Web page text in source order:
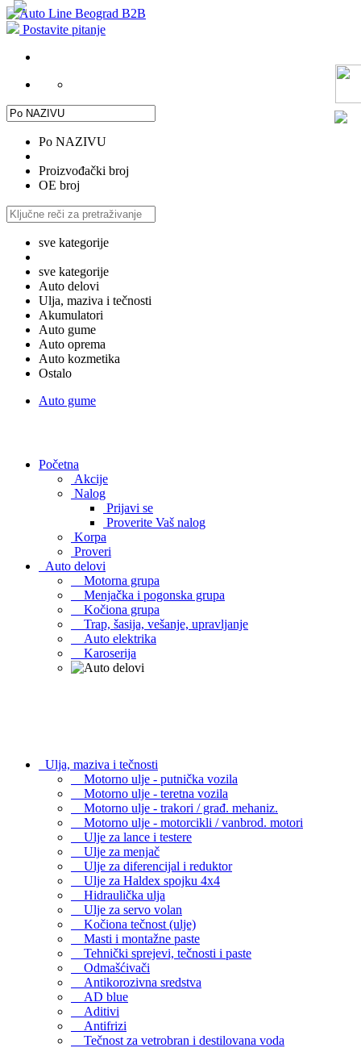
Postavite pitanje
Po NAZIVU
Proizvođački broj
OE broj
sve kategorije
sve kategorije
Auto delovi
Ulja, maziva i tečnosti
Akumulatori
Auto gume
Auto oprema
Auto kozmetika
Ostalo
Auto gume
Početna
Akcije
Nalog
Prijavi se
Proverite Vaš nalog
Korpa
Proveri
Auto delovi
Motorna grupa
Menjačka i pogonska grupa
Kočiona grupa
Trap, šasija, vešanje, upravljanje
Auto elektrika
Karoserija
Ulja, maziva i tečnosti
Motorno ulje - putnička vozila
Motorno ulje - teretna vozila
Motorno ulje - trakori / građ. mehaniz.
Motorno ulje - motorcikli / vanbrod. motori
Ulje za lance i testere
Ulje za menjač
Ulje za diferencijal i reduktor
Ulje za Haldex spojku 4x4
Hidraulička ulja
Ulje za servo volan
Kočiona tečnost (ulje)
Masti i montažne paste
Tehnički sprejevi, tečnosti i paste
Odmašćivači
Antikorozivna sredstva
AD blue
Aditivi
Antifrizi
Tečnost za vetrobran i destilovana voda